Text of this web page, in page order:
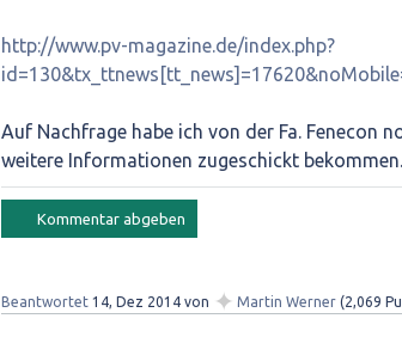
http://www.pv-magazine.de/index.php?
Auf Nachfrage habe ich von der Fa. Fenecon
weitere Informationen zugeschickt bekommen.
Beantwortet 14, Dez 2014 von ✦ Martin Werner (2,069